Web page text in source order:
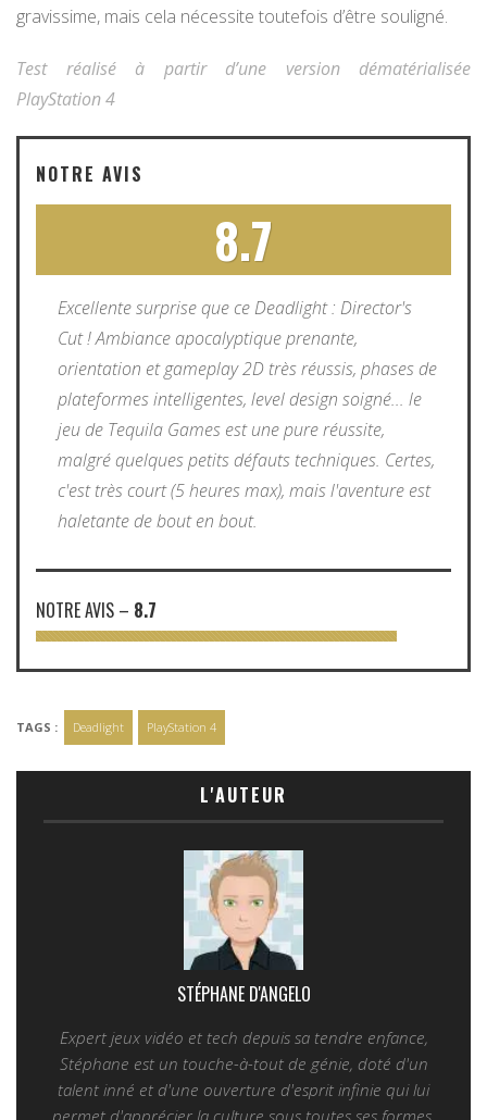
gravissime, mais cela nécessite toutefois d’être souligné.
Test réalisé à partir d’une version dématérialisée
PlayStation 4
NOTRE AVIS
8.7
Excellente surprise que ce Deadlight : Director's
Cut ! Ambiance apocalyptique prenante,
orientation et gameplay 2D très réussis, phases de
plateformes intelligentes, level design soigné... le
jeu de Tequila Games est une pure réussite,
malgré quelques petits défauts techniques. Certes,
c'est très court (5 heures max), mais l'aventure est
haletante de bout en bout.
NOTRE AVIS – 8.7
TAGS : Deadlight PlayStation 4
L'AUTEUR
STÉPHANE D'ANGELO
Expert jeux vidéo et tech depuis sa tendre enfance,
Stéphane est un touche-à-tout de génie, doté d'un
talent inné et d'une ouverture d'esprit infinie qui lui